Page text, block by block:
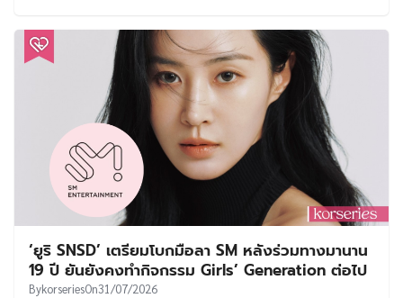
‘ยูริ SNSD’ เตรียมโบกมือลา SM หลังร่วมทางมานาน
19 ปี ยันยังคงทำกิจกรรม Girls’ Generation ต่อไป
BykorseriesOn31/07/2026